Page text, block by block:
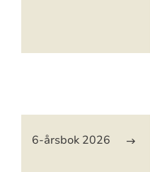
6-årsbok 2026